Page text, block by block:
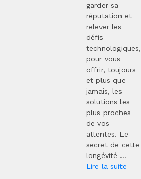
garder sa
réputation et
relever les
défis
technologiques,
pour vous
offrir, toujours
et plus que
jamais, les
solutions les
plus proches
de vos
attentes. Le
secret de cette
longévité ...
Lire la suite